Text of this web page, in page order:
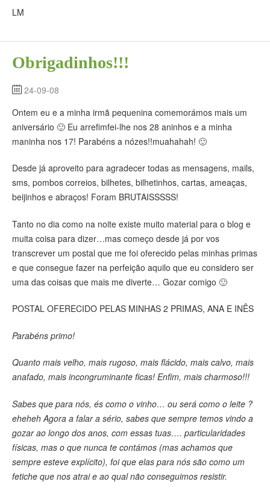
LM
Obrigadinhos!!!
24-09-08
Ontem eu e a minha irmã pequenina comemorámos mais um
aniversário 🙂 Eu arrefimfei-lhe nos 28 aninhos e a minha
maninha nos 17! Parabéns a nózes!!muahahah! 🙂
Desde já aproveito para agradecer todas as mensagens, mails,
sms, pombos correios, bilhetes, bilhetinhos, cartas, ameaças,
beijinhos e abraços! Foram BRUTAISSSSS!
Tanto no dia como na noite existe muito material para o blog e
muita coisa para dizer…mas começo desde já por vos
transcrever um postal que me foi oferecido pelas minhas primas
e que consegue fazer na perfeição aquilo que eu considero ser
uma das coisas que mais me diverte… Gozar comigo 🙂
POSTAL OFERECIDO PELAS MINHAS 2 PRIMAS, ANA E INÊS
Parabéns primo!
Quanto mais velho, mais rugoso, mais flácido, mais calvo, mais
anafado, mais incongruminante ficas! Enfim, mais charmoso!!!
Sabes que para nós, és como o vinho… ou será como o leite ?
eheheh Agora a falar a sério, sabes que sempre temos vindo a
gozar ao longo dos anos, com essas tuas…. particularidades
físicas, mas o que nunca te contámos (mas achamos que
sempre esteve explícito), foi que elas para nós são como um
fetiche que nos atrai e ao qual não conseguimos resistir.